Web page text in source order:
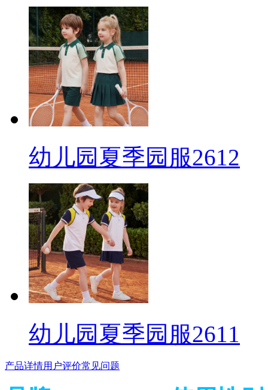
幼儿园夏季园服2612
幼儿园夏季园服2611
产品详情用户评价常见问题